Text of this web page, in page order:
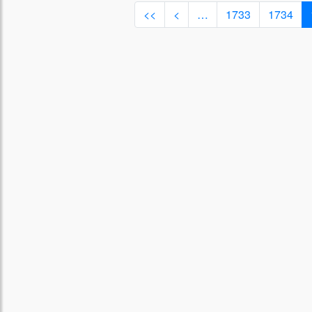
<< < … 1733 1734